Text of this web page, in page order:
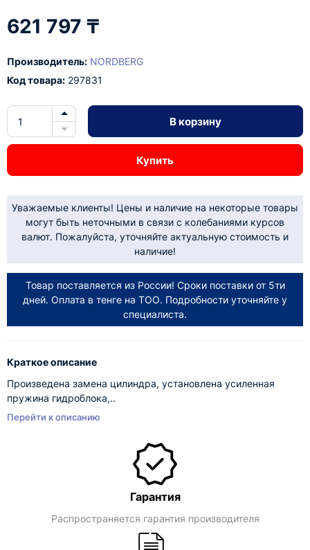
621 797 ₸
Производитель: NORDBERG
Код товара: 297831
В корзину
Купить
Уважаемые клиенты! Цены и наличие на некоторые товары
могут быть неточными в связи с колебаниями курсов
валют. Пожалуйста, уточняйте актуальную стоимость и
наличие!
Товар поставляется из России! Сроки поставки от 5ти
дней. Оплата в тенге на ТОО. Подробности уточняйте у
специалиста.
Краткое описание
Произведена замена цилиндра, установлена усиленная
пружина гидроблока,..
Перейти к описанию
Гарантия
Распространяется гарантия производителя